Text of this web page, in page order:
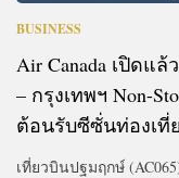
BUSINESS
Air Canada เปิดแ
– กรุงเทพฯ Non-
ต้อนรับซีซั่นท่องเที่
เที่ยวบินปฐมฤกษ์